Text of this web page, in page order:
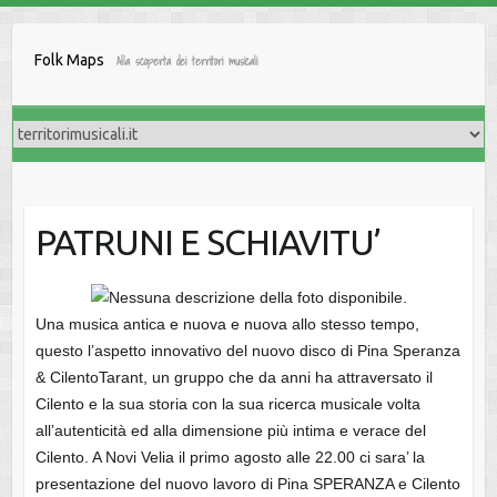
Folk Maps Alla scoperta dei territori musicali
PATRUNI E SCHIAVITU’
Una musica antica e nuova e nuova allo stesso tempo,
questo l’aspetto innovativo del nuovo disco di Pina Speranza
& CilentoTarant, un gruppo che da anni ha attraversato il
Cilento e la sua storia con la sua ricerca musicale volta
all’autenticità ed alla dimensione più intima e verace del
Cilento. A Novi Velia il primo agosto alle 22.00 ci sara’ la
presentazione del nuovo lavoro di Pina SPERANZA e Cilento